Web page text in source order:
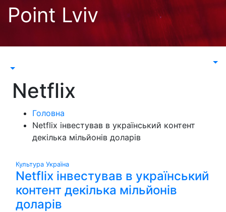
Перейти
Point Lviv
Netflix
Головна
Netflix інвестував в український контент
декілька мільйонів доларів
Культура Україна
Netflix інвестував в український
контент декілька мільйонів
доларів